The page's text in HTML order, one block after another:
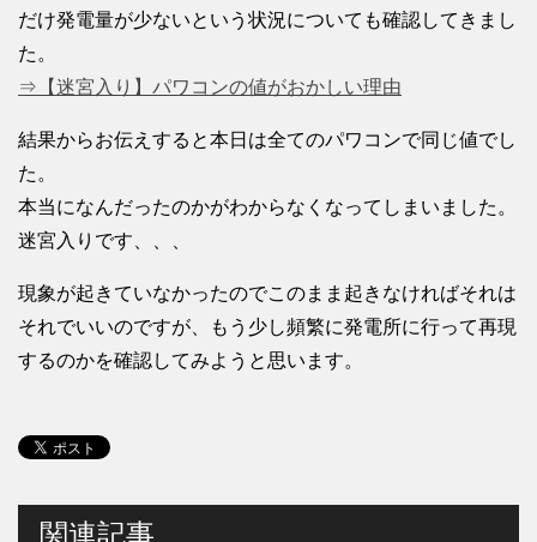
だけ発電量が少ないという状況についても確認してきまし
た。
⇒【迷宮入り】パワコンの値がおかしい理由
結果からお伝えすると本日は全てのパワコンで同じ値でし
た。
本当になんだったのかがわからなくなってしまいました。
迷宮入りです、、、
現象が起きていなかったのでこのまま起きなければそれは
それでいいのですが、もう少し頻繁に発電所に行って再現
するのかを確認してみようと思います。
関連記事